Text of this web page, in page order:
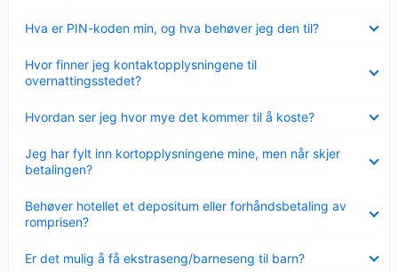
Hva er PIN-koden min, og hva behøver jeg den til?
mindre
Hvor finner jeg kontaktopplysningene til
overnattingsstedet?
mindre
Hvordan ser jeg hvor mye det kommer til å koste?
mindre
Jeg har fylt inn kortopplysningene mine, men når skjer
betalingen?
mindre
Behøver hotellet et depositum eller forhåndsbetaling av
romprisen?
mindre
Er det mulig å få ekstraseng/barneseng til barn?
mindre